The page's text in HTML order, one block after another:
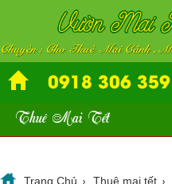
0918 306 359
Thuê Mai Tết
Trang Chủ Thuê mai tết